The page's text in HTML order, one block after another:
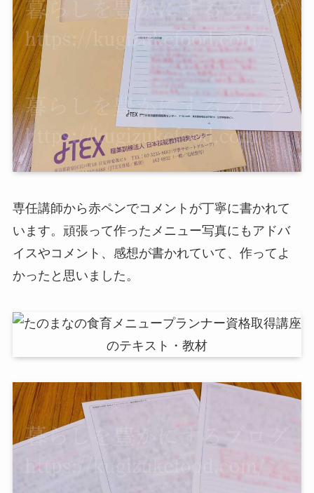
専任講師から赤ペンでコメントが丁寧に書かれて
います。頑張って作ったメニュー写真にもアドバ
イスやコメント、感想が書かれていて、作ってよ
かったと思いました。